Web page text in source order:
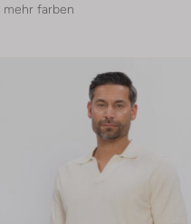
mehr farben